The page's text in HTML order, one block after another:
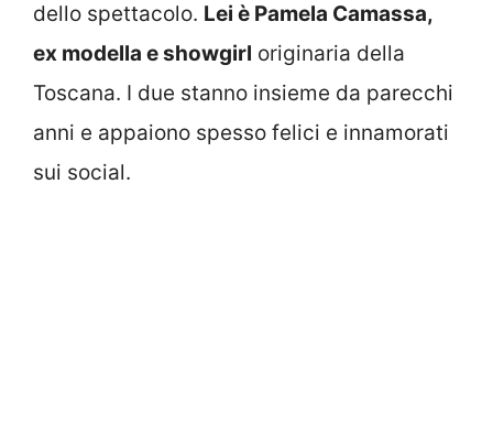
dello spettacolo. Lei è Pamela Camassa,
ex modella e showgirl originaria della
Toscana. I due stanno insieme da parecchi
anni e appaiono spesso felici e innamorati
sui social.